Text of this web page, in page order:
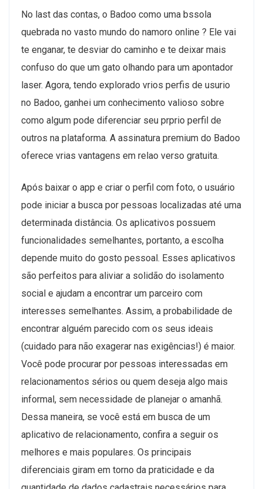
No last das contas, o Badoo como uma bssola
quebrada no vasto mundo do namoro online ? Ele vai
te enganar, te desviar do caminho e te deixar mais
confuso do que um gato olhando para um apontador
laser. Agora, tendo explorado vrios perfis de usurio
no Badoo, ganhei um conhecimento valioso sobre
como algum pode diferenciar seu prprio perfil de
outros na plataforma. A assinatura premium do Badoo
oferece vrias vantagens em relao verso gratuita.
Após baixar o app e criar o perfil com foto, o usuário
pode iniciar a busca por pessoas localizadas até uma
determinada distância. Os aplicativos possuem
funcionalidades semelhantes, portanto, a escolha
depende muito do gosto pessoal. Esses aplicativos
são perfeitos para aliviar a solidão do isolamento
social e ajudam a encontrar um parceiro com
interesses semelhantes. Assim, a probabilidade de
encontrar alguém parecido com os seus ideais
(cuidado para não exagerar nas exigências!) é maior.
Você pode procurar por pessoas interessadas em
relacionamentos sérios ou quem deseja algo mais
informal, sem necessidade de planejar o amanhã.
Dessa maneira, se você está em busca de um
aplicativo de relacionamento, confira a seguir os
melhores e mais populares. Os principais
diferenciais giram em torno da praticidade e da